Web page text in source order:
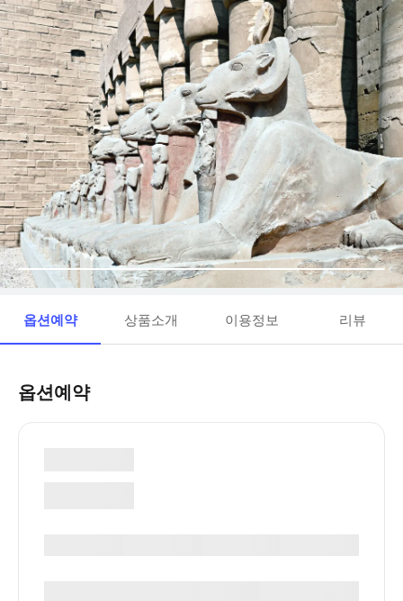
옵션예약 상품소개 이용정보 리뷰
옵션예약